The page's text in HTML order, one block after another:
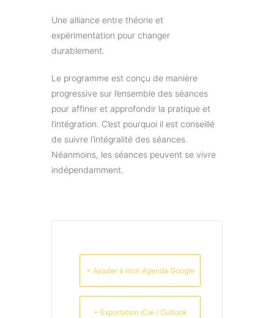
Une alliance entre théorie et
expérimentation pour changer
durablement.
Le programme est conçu de manière
progressive sur l’ensemble des séances
pour affiner et approfondir la pratique et
l’intégration. C’est pourquoi il est conseillé
de suivre l’intégralité des séances.
Néanmoins, les séances peuvent se vivre
indépendamment.
+ Ajouter à mon Agenda Google
+ Exportation iCal / Outlook